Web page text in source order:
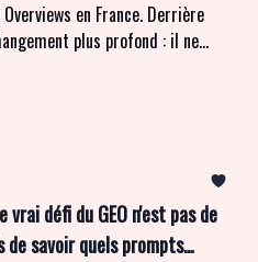
en France. Derrière
plus profond : il ne
pour être visible. Contenus,
nous avons interrogé
pour identifier les quatre
défi du GEO n'est pas de
savoir quels prompts